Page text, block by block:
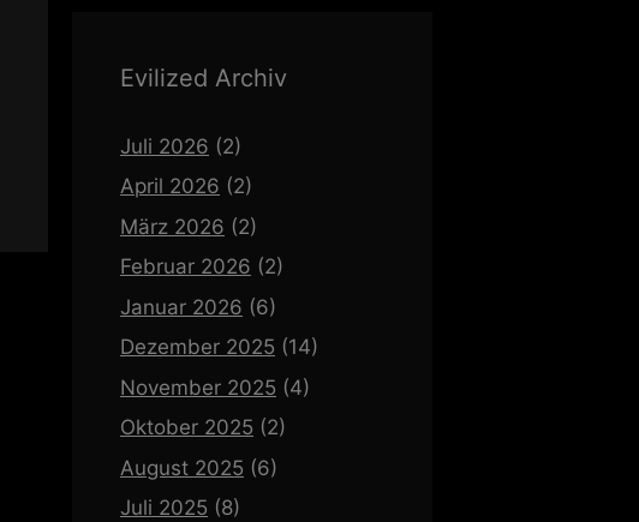
Evilized Archiv
Juli 2026 (2)
April 2026 (2)
März 2026 (2)
Februar 2026 (2)
Januar 2026 (6)
Dezember 2025 (14)
November 2025 (4)
Oktober 2025 (2)
August 2025 (6)
Juli 2025 (8)